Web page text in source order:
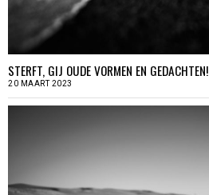
STERFT, GIJ OUDE VORMEN EN GEDACHTEN!
20 MAART 2023